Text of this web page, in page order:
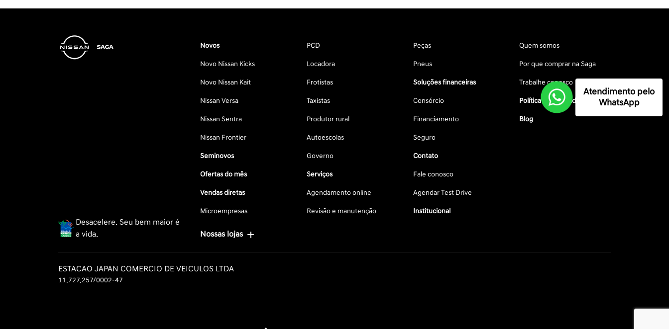
Desacelere. Seu bem maior é
a vida.
Novos
Novo Nissan Kicks
Novo Nissan Kait
Nissan Versa
Nissan Sentra
Nissan Frontier
Seminovos
Ofertas do mês
Vendas diretas
Microempresas
PCD
Locadora
Frotistas
Taxistas
Produtor rural
Autoescolas
Governo
Serviços
Agendamento online
Revisão e manutenção
Peças
Pneus
Soluções financeiras
Consórcio
Financiamento
Seguro
Contato
Fale conosco
Agendar Test Drive
Institucional
Quem somos
Por que comprar na Saga
Trabalhe conosco
Política de privacidade
Blog
Nossas lojas
ESTACAO JAPAN COMERCIO DE VEICULOS LTDA
11.727.257/0002-47
Atendimento pelo
WhatsApp